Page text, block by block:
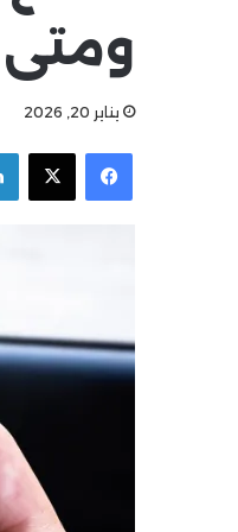
ومتى
يناير 20, 2026
فيسبوك
‫X